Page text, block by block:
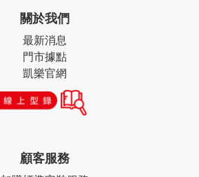
關於我們
最新消息
門市據點
凱樂官網
顧客服務